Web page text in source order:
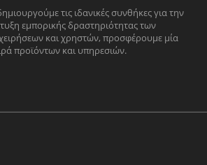
τις ιδανικές συνθήκες για την
εμπορικής δραστηριότητας των
και χρηστών, προσφέρουμε μία
προϊόντων και υπηρεσιών.